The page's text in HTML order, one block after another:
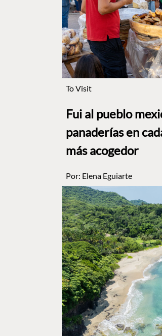
To Visit
Fui al pueblo
panaderías en
más acogedor
Por: Elena Eguiarte